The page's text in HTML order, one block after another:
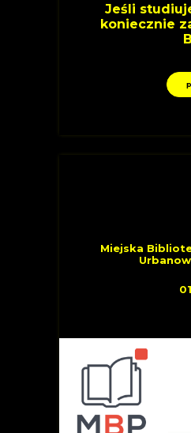
Jeśli
koniecznie
Miejska